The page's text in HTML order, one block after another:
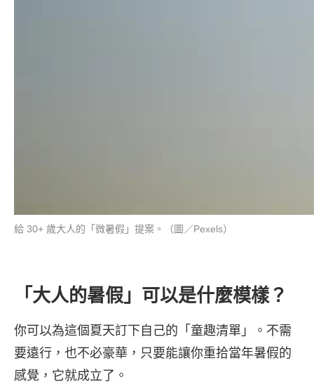
給 30+ 歲大人的「微暑假」提案。（圖／Pexels）
「大人的暑假」可以是什麼模樣？
你可以為這個夏天訂下自己的「童趣清單」。不需
要遠行，也不必豪華，只要能讓你重拾當年暑假的
感覺，它就成立了。